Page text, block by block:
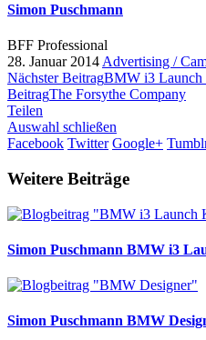
Simon Puschmann
BFF Professional
28. Januar 2014 Advertising /
Nächster BeitragBMW i3 Launch
BeitragThe Forsythe Company
Teilen
Auswahl schließen
Facebook Twitter Google+
Weitere Beiträge
Simon Puschmann BMW i3
Simon Puschmann BMW